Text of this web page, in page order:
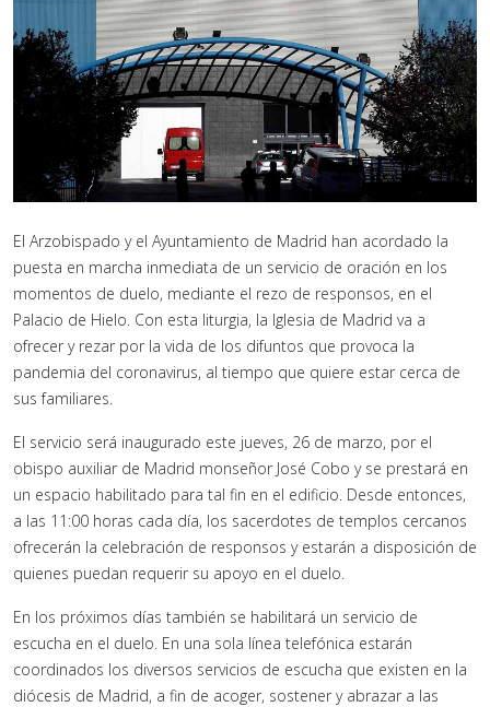
El Arzobispado y el Ayuntamiento de Madrid han acordado la
puesta en marcha inmediata de un servicio de oración en los
momentos de duelo, mediante el rezo de responsos, en el
Palacio de Hielo. Con esta liturgia, la Iglesia de Madrid va a
ofrecer y rezar por la vida de los difuntos que provoca la
pandemia del coronavirus, al tiempo que quiere estar cerca de
sus familiares.
El servicio será inaugurado este jueves, 26 de marzo, por el
obispo auxiliar de Madrid monseñor José Cobo y se prestará en
un espacio habilitado para tal fin en el edificio. Desde entonces,
a las 11:00 horas cada día, los sacerdotes de templos cercanos
ofrecerán la celebración de responsos y estarán a disposición de
quienes puedan requerir su apoyo en el duelo.
En los próximos días también se habilitará un servicio de
escucha en el duelo. En una sola línea telefónica estarán
coordinados los diversos servicios de escucha que existen en la
diócesis de Madrid, a fin de acoger, sostener y abrazar a las